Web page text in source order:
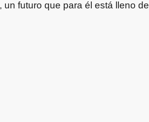
un futuro que para él está lleno de